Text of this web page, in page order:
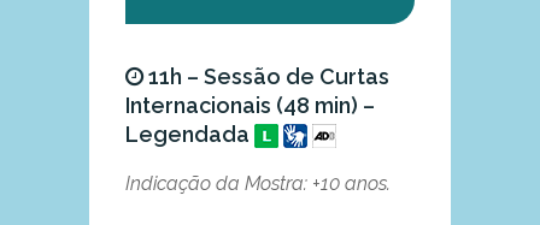
11h – Sessão de Curtas
Internacionais (48 min) –
Legendada
Indicação da Mostra: +10 anos.